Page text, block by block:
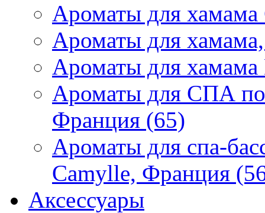
Ароматы для
Ароматы для
Ароматы для
Ароматы для СПА
Франция (65)
Ароматы для спа-
Camylle, Франция
Аксессуары